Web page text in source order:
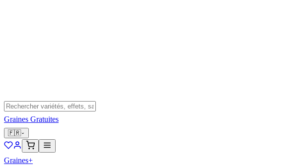
Graines Gratuites
🇫🇷
Graines+